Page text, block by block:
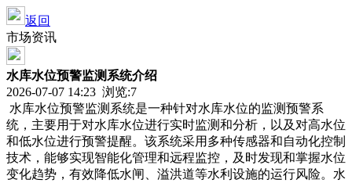
返回
市场资讯
水库水位预警监测系统介绍
2026-07-07 14:23 浏览:7
水库水位预警监测系统是一种针对水库水位的监测预警系
统，主要用于对水库水位进行实时监测和分析，以及对高水位
和低水位进行预警提醒。该系统采用多种传感器和自动化控制
技术，能够实现智能化管理和远程监控，及时发现和掌握水位
变化趋势，有效降低水闸、溢洪道等水利设施的运行风险。水